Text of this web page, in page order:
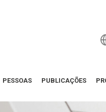
PESSOAS PUBLICAÇÕES